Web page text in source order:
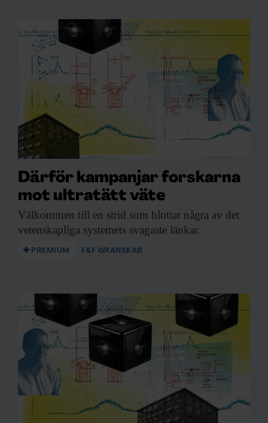
Därför kampanjar forskarna
mot ultratätt väte
Välkommen till en strid som blottar några av det
vetenskapliga systemets svagaste länkar.
PREMIUM F&F GRANSKAR